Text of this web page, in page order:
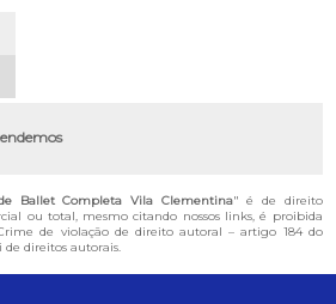
Ballet Completa Vila Clementina" é de direito
ou total, mesmo citando nossos links, é proibida
de violação de direito autoral – artigo 184 do
de direitos autorais.